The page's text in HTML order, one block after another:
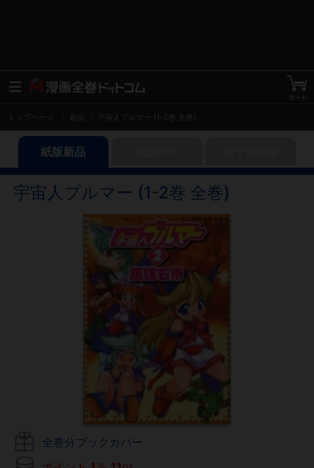
トップページ 宇宙人プルマー (1-2巻 全巻)
紙版新品
宇宙人プルマー (1-2巻 全巻)
全巻分ブックカバー